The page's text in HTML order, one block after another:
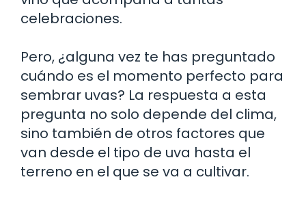
celebraciones.
Pero, ¿alguna vez te has preguntado
cuándo es el momento perfecto para
sembrar uvas? La respuesta a esta
pregunta no solo depende del clima,
sino también de otros factores que
van desde el tipo de uva hasta el
terreno en el que se va a cultivar.